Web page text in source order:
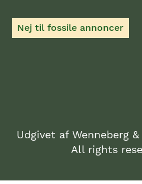
Nej til fossile annoncer
Udgivet af Wenneberg
All rights